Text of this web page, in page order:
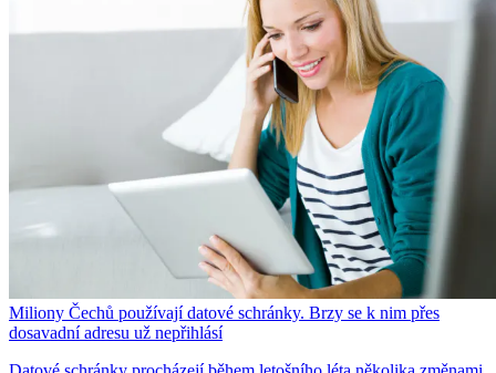
Miliony Čechů používají datové schránky. Brzy se k nim přes
dosavadní adresu už nepřihlásí